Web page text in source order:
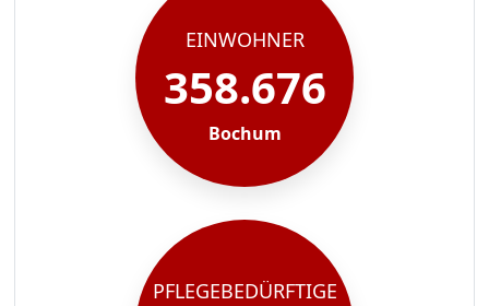
EINWOHNER
358.676
Bochum
PFLEGEBEDÜRFTIGE